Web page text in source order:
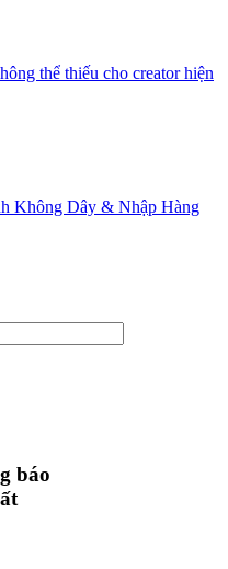
thể thiếu cho creator hiện
Không Dây & Nhập Hàng
báo